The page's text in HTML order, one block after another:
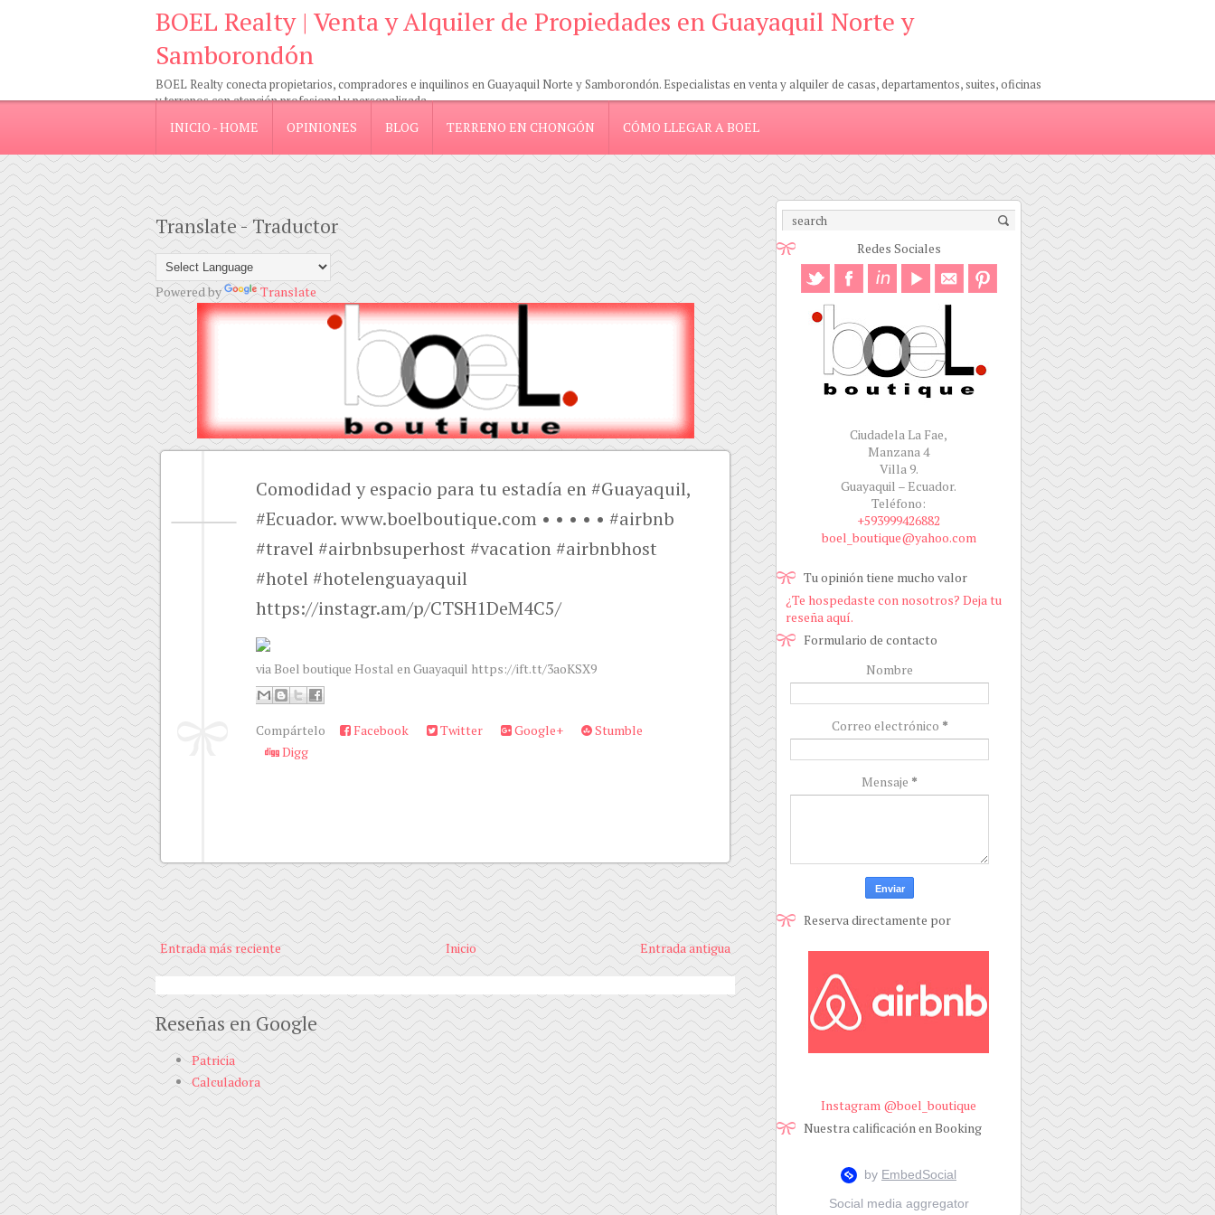
BOEL Realty | Venta y Alquiler de Propiedades en Guayaquil Norte y
Samborondón
BOEL Realty conecta propietarios, compradores e inquilinos en Guayaquil Norte y Samborondón. Especialistas en venta y alquiler de casas, departamentos, suites, oficinas
y terrenos con atención profesional y personalizada.
INICIO - HOME OPINIONES BLOG TERRENO EN CHONGÓN CÓMO LLEGAR A BOEL
Translate - Traductor
Powered by Translate
Comodidad y espacio para tu estadía en #Guayaquil,
#Ecuador. www.boelboutique.com • • • • • #airbnb
#travel #airbnbsuperhost #vacation #airbnbhost
#hotel #hotelenguayaquil
https://instagr.am/p/CTSH1DeM4C5/
via Boel boutique Hostal en Guayaquil https://ift.tt/3aoKSX9
Compártelo Facebook Twitter Google+
Stumble
Digg
Entrada más reciente Entrada antigua
Inicio
Reseñas en Google
Patricia
Calculadora
Redes Sociales
Ciudadela La Fae,
Manzana 4
Villa 9.
Guayaquil – Ecuador.
Teléfono:
+593999426882
boel_boutique@yahoo.com
Tu opinión tiene mucho valor
¿Te hospedaste con nosotros? Deja tu
reseña aquí.
Formulario de contacto
Nombre
Correo electrónico *
Mensaje *
Reserva directamente por
Instagram @boel_boutique
Nuestra calificación en Booking
Social media aggregator